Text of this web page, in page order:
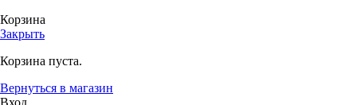
Корзина
Закрыть
Корзина пуста.
Вернуться в магазин
Вход